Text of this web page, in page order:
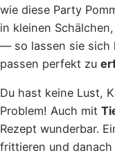
wie diese Party
in kleinen
— so lassen sie sich
passen perfekt zu
Du hast keine Lust,
Problem! Auch mit
Rezept wunderbar.
frittieren und danach